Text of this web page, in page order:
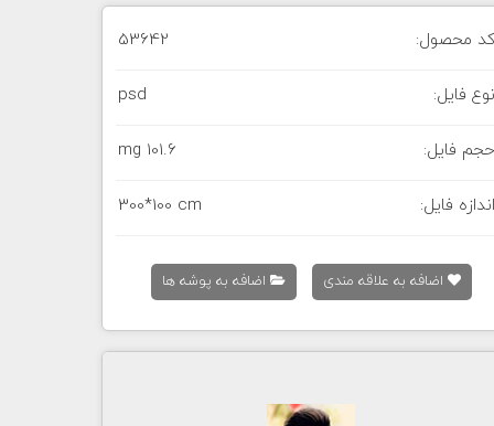
کد محصول: 53642
نوع فایل: psd
حجم فایل: 101.6 mg
اندازه فایل: 300*100 cm
اضافه به علاقه مندی اضافه به پوشه ها